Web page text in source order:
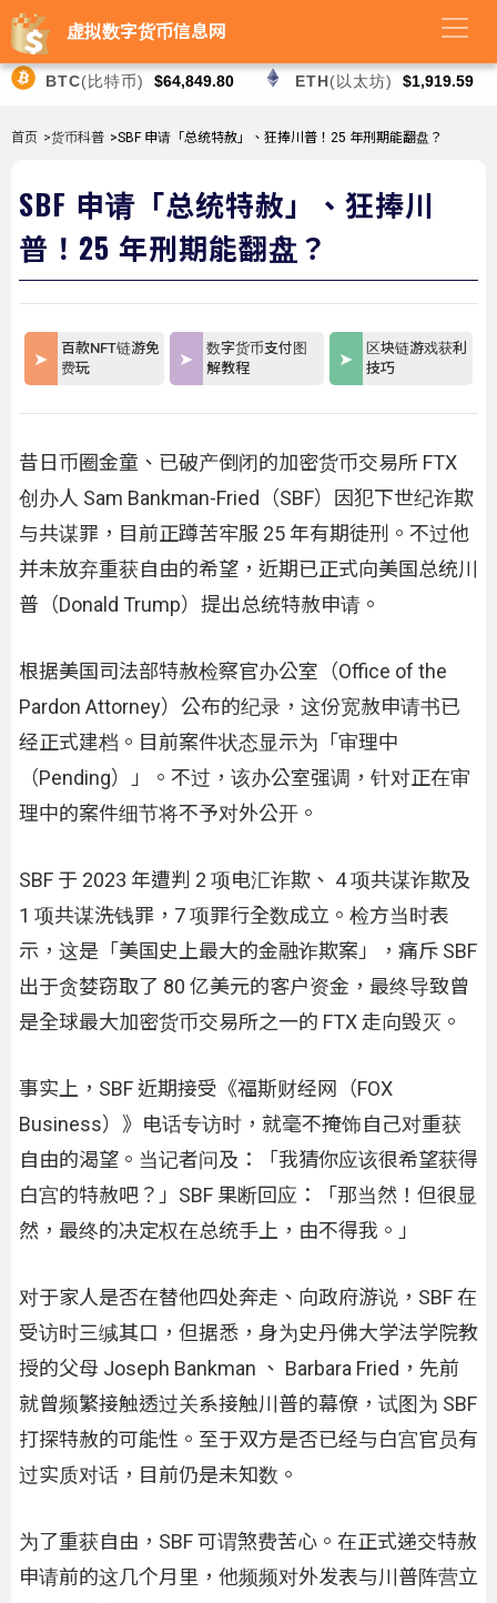
虚拟数字货币信息网
BTC(比特币) $64,849.80 ETH(以太坊) $1,919.59
首页 >货币科普 >SBF 申请「总统特赦」、狂捧川普！25 年刑期能翻盘？
SBF 申请「总统特赦」、狂捧川
普！25 年刑期能翻盘？
百款NFT链游免
费玩
数字货币支付图
解教程
区块链游戏获利
技巧
昔日币圈金童、已破产倒闭的加密货币交易所 FTX
创办人 Sam Bankman-Fried（SBF）因犯下世纪诈欺
与共谋罪，目前正蹲苦牢服 25 年有期徒刑。不过他
并未放弃重获自由的希望，近期已正式向美国总统川
普（Donald Trump）提出总统特赦申请。
根据美国司法部特赦检察官办公室（Office of the
Pardon Attorney）公布的纪录，这份宽赦申请书已
经正式建档。目前案件状态显示为「审理中
（Pending）」。不过，该办公室强调，针对正在审
理中的案件细节将不予对外公开。
SBF 于 2023 年遭判 2 项电汇诈欺、 4 项共谋诈欺及
1 项共谋洗钱罪，7 项罪行全数成立。检方当时表
示，这是「美国史上最大的金融诈欺案」，痛斥 SBF
出于贪婪窃取了 80 亿美元的客户资金，最终导致曾
是全球最大加密货币交易所之一的 FTX 走向毁灭。
事实上，SBF 近期接受《福斯财经网（FOX
Business）》电话专访时，就毫不掩饰自己对重获
自由的渴望。当记者问及：「我猜你应该很希望获得
白宫的特赦吧？」SBF 果断回应：「那当然！但很显
然，最终的决定权在总统手上，由不得我。」
对于家人是否在替他四处奔走、向政府游说，SBF 在
受访时三缄其口，但据悉，身为史丹佛大学法学院教
授的父母 Joseph Bankman 、 Barbara Fried，先前
就曾频繁接触透过关系接触川普的幕僚，试图为 SBF
打探特赦的可能性。至于双方是否已经与白宫官员有
过实质对话，目前仍是未知数。
为了重获自由，SBF 可谓煞费苦心。在正式递交特赦
申请前的这几个月里，他频频对外发表与川普阵营立